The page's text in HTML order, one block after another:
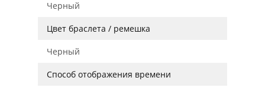
Черный
Цвет браслета / ремешка
Черный
Способ отображения времени